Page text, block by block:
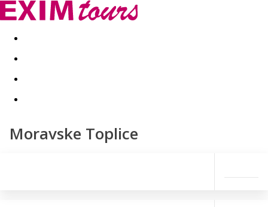
Akční nabídky Last minute
Moravske Toplice